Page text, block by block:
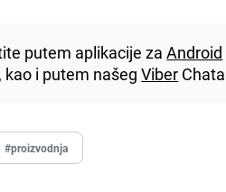
putem aplikacije zaAndroid
, kao i putem našegViber
#proizvodnja